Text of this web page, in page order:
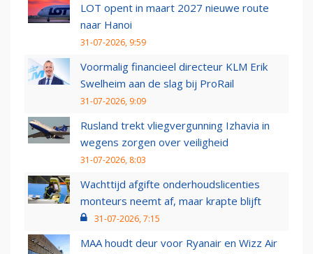
LOT opent in maart 2027 nieuwe route
naar Hanoi
31-07-2026, 9:59
Voormalig financieel directeur KLM Erik
Swelheim aan de slag bij ProRail
31-07-2026, 9:09
Rusland trekt vliegvergunning Izhavia in
wegens zorgen over veiligheid
31-07-2026, 8:03
Wachttijd afgifte onderhoudslicenties
monteurs neemt af, maar krapte blijft
31-07-2026, 7:15
MAA houdt deur voor Ryanair en Wizz Air